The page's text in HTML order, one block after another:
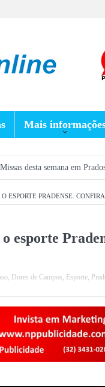
Mais
em Prados: confira a
ESPORTE PRADENSE.
esporte
, Dores de Campos, Esporte,